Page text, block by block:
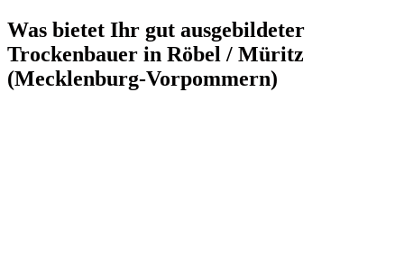
Was bietet Ihr gut ausgebildeter
Trockenbauer in Röbel / Müritz
(Mecklenburg-Vorpommern)